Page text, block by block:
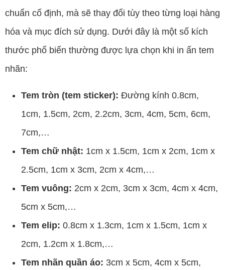
chuẩn cố định, mà sẽ thay đổi tùy theo từng loại hàng
hóa và mục đích sử dụng. Dưới đây là một số kích
thước phổ biến thường được lựa chọn khi in ấn tem
nhãn:
Tem tròn (tem sticker): Đường kính 0.8cm,
1cm, 1.5cm, 2cm, 2.2cm, 3cm, 4cm, 5cm, 6cm,
7cm,…
Tem chữ nhật: 1cm x 1.5cm, 1cm x 2cm, 1cm x
2.5cm, 1cm x 3cm, 2cm x 4cm,…
Tem vuông: 2cm x 2cm, 3cm x 3cm, 4cm x 4cm,
5cm x 5cm,…
Tem elip: 0.8cm x 1.3cm, 1cm x 1.5cm, 1cm x
2cm, 1.2cm x 1.8cm,…
Tem nhãn quần áo: 3cm x 5cm, 4cm x 5cm,